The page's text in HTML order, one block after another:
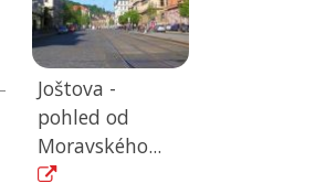
Joštova -
pohled od
Moravského...